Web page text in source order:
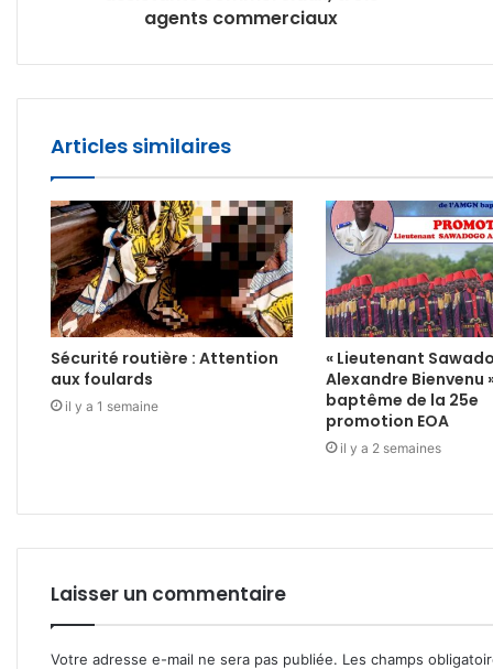
agents commerciaux
Articles similaires
Sécurité routière : Attention
aux foulards
il y a 1 semaine
« Lieutenant
Alexandre Bienvenu
baptême de la 25e
promotion EOA
il y a 2 semaines
Laisser un commentaire
Votre adresse e-mail ne sera pas publiée. Les champs